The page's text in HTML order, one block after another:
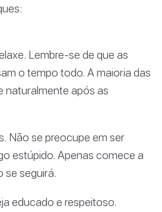
Lembre-se de que as
o tempo todo. A maioria das
naturalmente após as
Não se preocupe em ser
estúpido. Apenas comece a
se seguirá.
educado e respeitoso.